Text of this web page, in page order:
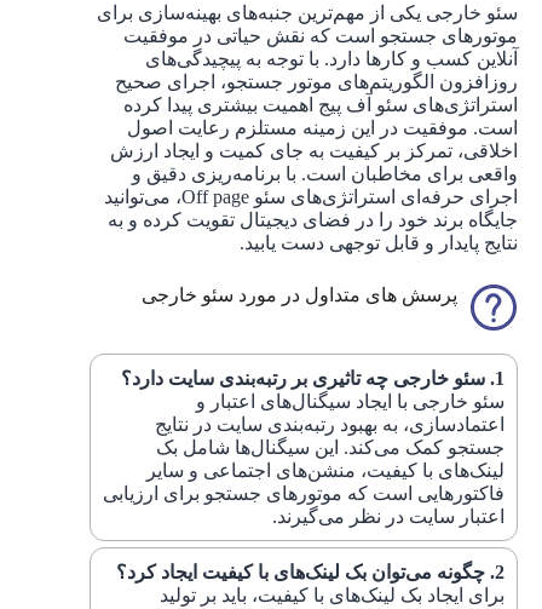
سئو خارجی یکی از مهم‌ترین جنبه‌های بهینه‌سازی برای
موتورهای جستجو است که نقش حیاتی در موفقیت
آنلاین کسب و کارها دارد. با توجه به پیچیدگی‌های
روزافزون الگوریتم‌های موتور جستجو، اجرای صحیح
استراتژی‌های سئو آف پیج اهمیت بیشتری پیدا کرده
است. موفقیت در این زمینه مستلزم رعایت اصول
اخلاقی، تمرکز بر کیفیت به جای کمیت و ایجاد ارزش
واقعی برای مخاطبان است. با برنامه‌ریزی دقیق و
اجرای حرفه‌ای استراتژی‌های سئو Off page، می‌توانید
جایگاه برند خود را در فضای دیجیتال تقویت کرده و به
نتایج پایدار و قابل توجهی دست یابید.
پرسش های متداول در مورد سئو خارجی
سئو خارجی چه تاثیری بر رتبه‌بندی سایت دارد؟
سئو خارجی با ایجاد سیگنال‌های اعتبار و
اعتمادسازی، به بهبود رتبه‌بندی سایت در نتایج
جستجو کمک می‌کند. این سیگنال‌ها شامل بک
لینک‌های با کیفیت، منشن‌های اجتماعی و سایر
فاکتورهایی است که موتورهای جستجو برای ارزیابی
اعتبار سایت در نظر می‌گیرند.
چگونه می‌توان بک لینک‌های با کیفیت ایجاد کرد؟
برای ایجاد بک لینک‌های با کیفیت، باید بر تولید